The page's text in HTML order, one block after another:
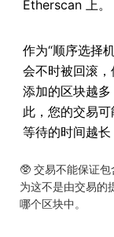
Etherscan 上。
作为“顺序选择
会不时被回滚，
添加的区块越
此，您的交易
等待的时间越长
🥸 交易不能保证
为这不是由交易的
哪个区块中。